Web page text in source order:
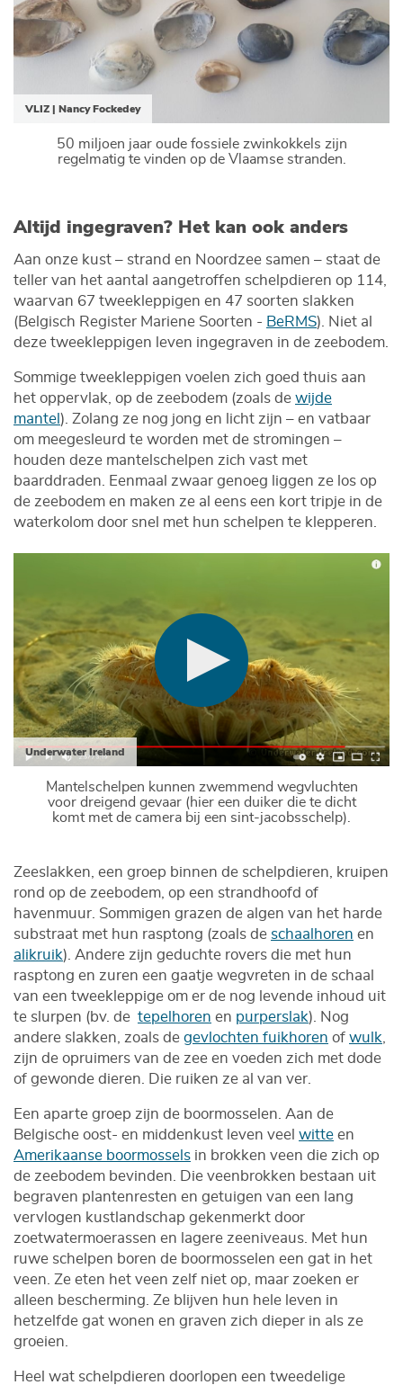
VLIZ | Nancy Fockedey
50 miljoen jaar oude fossiele zwinkokkels zijn
regelmatig te vinden op de Vlaamse stranden.
Altijd ingegraven? Het kan ook anders
Aan onze kust – strand en Noordzee samen – staat de
teller van het aantal aangetroffen schelpdieren op 114,
waarvan 67 tweekleppigen en 47 soorten slakken
(Belgisch Register Mariene Soorten - BeRMS). Niet al
deze tweekleppigen leven ingegraven in de zeebodem.
Sommige tweekleppigen voelen zich goed thuis aan
het oppervlak, op de zeebodem (zoals de wijde
mantel ). Zolang ze nog jong en licht zijn – en vatbaar
om meegesleurd te worden met de stromingen –
houden deze mantelschelpen zich vast met
baarddraden. Eenmaal zwaar genoeg liggen ze los op
de zeebodem en maken ze al eens een kort tripje in de
waterkolom door snel met hun schelpen te klepperen.
Underwater Ireland
Mantelschelpen kunnen zwemmend wegvluchten
voor dreigend gevaar (hier een duiker die te dicht
komt met de camera bij een sint-jacobsschelp).
Zeeslakken, een groep binnen de schelpdieren, kruipen
rond op de zeebodem, op een strandhoofd of
havenmuur. Sommigen grazen de algen van het harde
substraat met hun rasptong (zoals de schaalhoren en
alikruik). Andere zijn geduchte rovers die met hun
rasptong en zuren een gaatje wegvreten in de schaal
van een tweekleppige om er de nog levende inhoud uit
te slurpen (bv. de tepelhoren en purperslak). Nog
andere slakken, zoals de gevlochten fuikhoren of wulk
zijn de opruimers van de zee en voeden zich met dode
of gewonde dieren. Die ruiken ze al van ver.
Een aparte groep zijn de boormosselen. Aan de
Belgische oost- en middenkust leven veel witte en
Amerikaanse boormossels in brokken veen die zich op
de zeebodem bevinden. Die veenbrokken bestaan uit
begraven plantenresten en getuigen van een lang
vervlogen kustlandschap gekenmerkt door
zoetwatermoerassen en lagere zeeniveaus. Met hun
ruwe schelpen boren de boormosselen een gat in het
veen. Ze eten het veen zelf niet op, maar zoeken er
alleen bescherming. Ze blijven hun hele leven in
hetzelfde gat wonen en graven zich dieper in als ze
groeien.
Heel wat schelpdieren doorlopen een tweedelige